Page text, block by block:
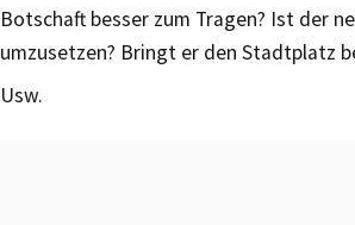
Botschaft besser zum Tragen? Ist der
umzusetzen? Bringt er den Stadtplatz
Usw.